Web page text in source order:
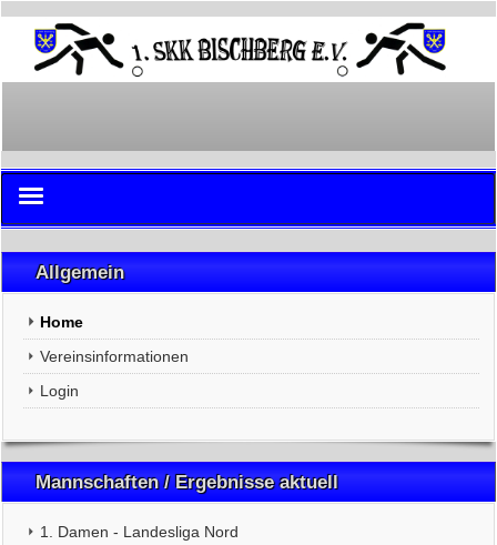
Home
Login
Allgemein
Home
Vereinsinformationen
Login
Mannschaften / Ergebnisse aktuell
1. Damen - Landesliga Nord